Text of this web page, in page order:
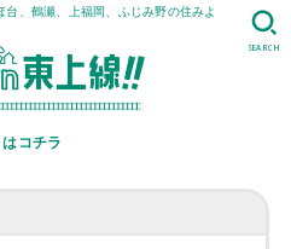
、鶴瀬、上福岡、ふじみ野の住みよ
コチラ
SEARCH